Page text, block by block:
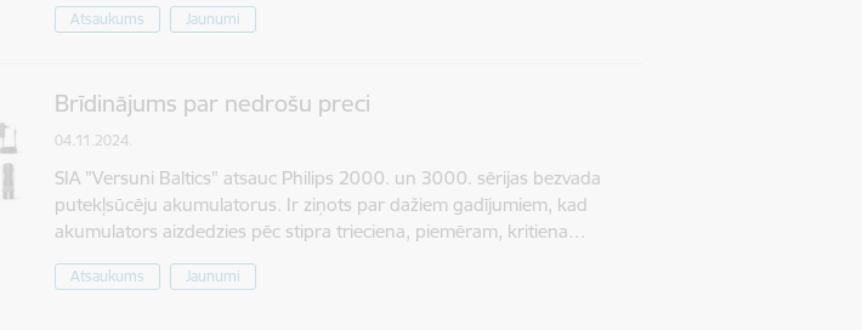
Atsaukums Jaunumi
Brīdinājums par nedrošu preci
04.11.2024.
SIA "Versuni Baltics" atsauc Philips 2000. un 3000. sērijas bezvada
putekļsūcēju akumulatorus. Ir ziņots par dažiem gadījumiem, kad
akumulators aizdedzies pēc stipra trieciena, piemēram, kritiena…
Atsaukums Jaunumi